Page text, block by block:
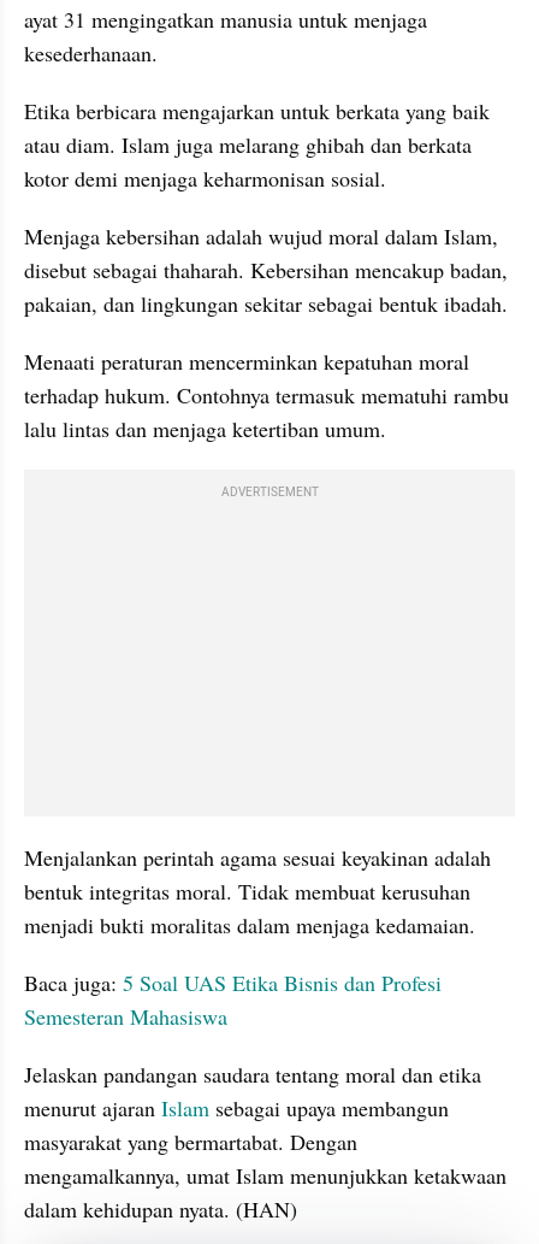
ayat 31 mengingatkan manusia untuk menjaga
kesederhanaan.
Etika berbicara mengajarkan untuk berkata yang baik
atau diam. Islam juga melarang ghibah dan berkata
kotor demi menjaga keharmonisan sosial.
Menjaga kebersihan adalah wujud moral dalam Islam,
disebut sebagai thaharah. Kebersihan mencakup badan,
pakaian, dan lingkungan sekitar sebagai bentuk ibadah.
Menaati peraturan mencerminkan kepatuhan moral
terhadap hukum. Contohnya termasuk mematuhi rambu
lalu lintas dan menjaga ketertiban umum.
ADVERTISEMENT
Menjalankan perintah agama sesuai keyakinan adalah
bentuk integritas moral. Tidak membuat kerusuhan
menjadi bukti moralitas dalam menjaga kedamaian.
Baca juga: 5 Soal UAS Etika Bisnis dan Profesi
Semesteran Mahasiswa
Jelaskan pandangan saudara tentang moral dan etika
menurut ajaran Islam sebagai upaya membangun
masyarakat yang bermartabat. Dengan
mengamalkannya, umat Islam menunjukkan ketakwaan
dalam kehidupan nyata. (HAN)